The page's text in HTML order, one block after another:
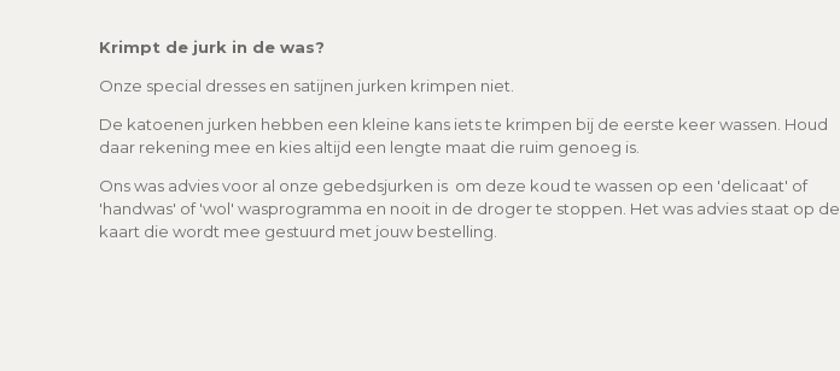
Krimpt de jurk in de was?
Onze special dresses en satijnen jurken krimpen niet.
De katoenen jurken hebben een kleine kans iets te krimpen bij de eerste keer wassen. Houd
daar rekening mee en kies altijd een lengte maat die ruim genoeg is.
Ons was advies voor al onze gebedsjurken is om deze koud te wassen op een 'delicaat' of
'handwas' of 'wol' wasprogramma en nooit in de droger te stoppen. Het was advies staat op de
kaart die wordt mee gestuurd met jouw bestelling.